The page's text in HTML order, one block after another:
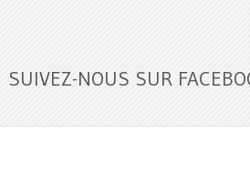
SUIVEZ-NOUS SUR